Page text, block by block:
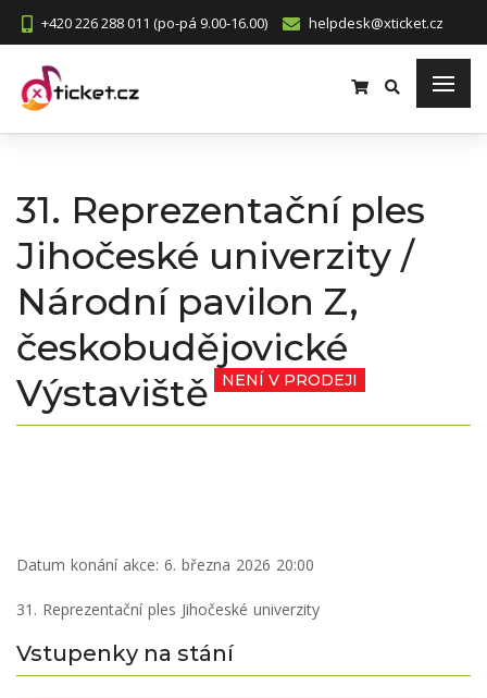
+420 226 288 011 (po-pá 9.00-16.00) helpdesk@xticket.cz
31. Reprezentační ples
Jihočeské univerzity /
Národní pavilon Z,
českobudějovické
Výstaviště
NENÍ V PRODEJI
Datum konání akce: 6. března 2026 20:00
31. Reprezentační ples Jihočeské univerzity
Vstupenky na stání